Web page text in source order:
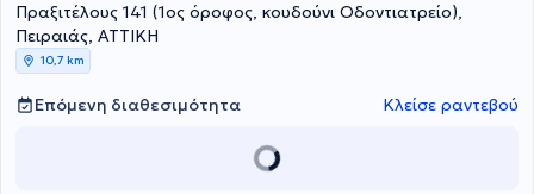
Πραξιτέλους 141 (1ος όροφος, κουδούνι Οδοντιατρείο),
Πειραιάς, ΑΤΤΙΚΗ
10,7 km
Επόμενη διαθεσιμότητα Κλείσε ραντεβού